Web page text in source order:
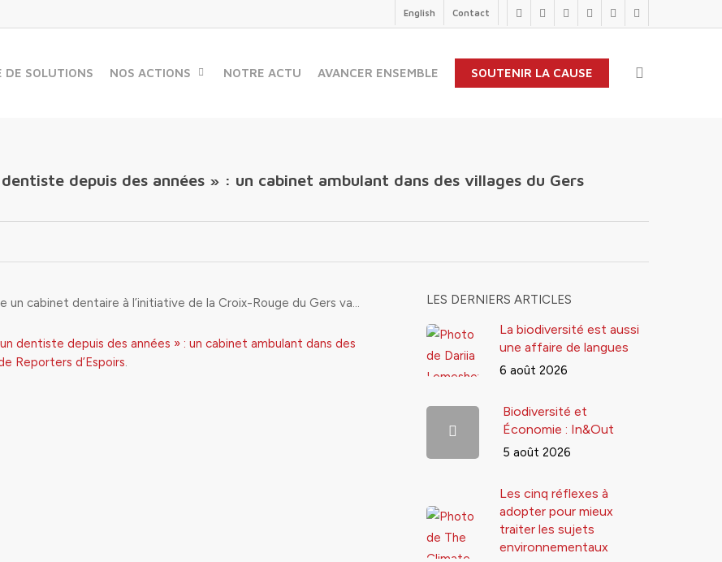
twitterfacebooklinkedinyoutubeinstagram
flickr
English Contact
DE SOLUTIONS NOS ACTIONS NOTRE ACTU AVANCER ENSEMBLE SOUTENIR LA CAUSE
depuis des années » : un cabinet ambulant dans des villages du Gers
un cabinet dentaire à l’initiative de la Croix-Rouge du Gers va…
dentiste depuis des années » : un cabinet ambulant dans des
Reporters d’Espoirs.
LES DERNIERS ARTICLES
La biodiversité est aussi
une affaire de langues
6 août 2026
Biodiversité et
Économie : In&Out
5 août 2026
Les cinq réflexes à
adopter pour mieux
traiter les sujets
environnementaux